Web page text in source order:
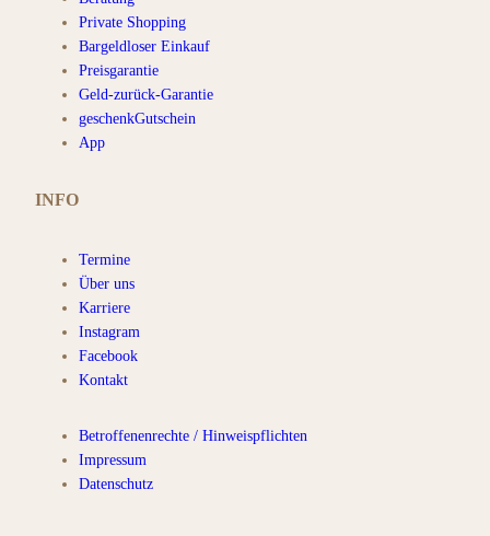
Private Shopping
Bargeldloser Einkauf
Preisgarantie
Geld-zurück-Garantie
geschenkGutschein
App
INFO
Termine
Über uns
Karriere
Instagram
Facebook
Kontakt
Betroffenenrechte / Hinweispflichten
Impressum
Datenschutz